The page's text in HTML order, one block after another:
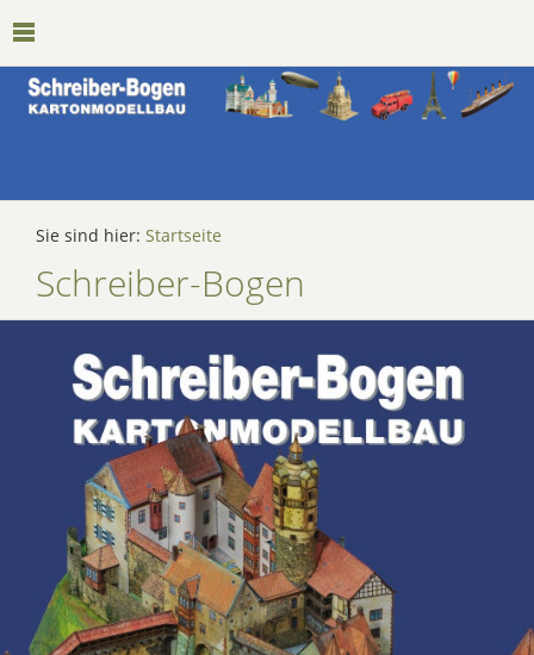
Sie sind hier: Startseite
Schreiber-Bogen